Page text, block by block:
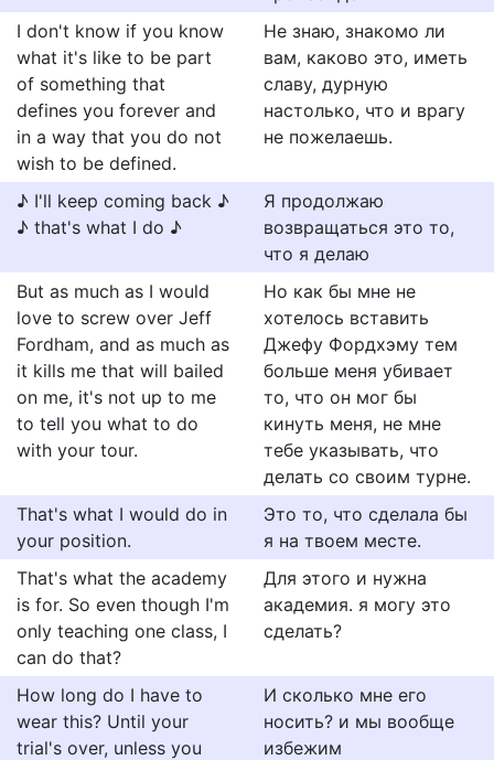
I don't know if you know
what it's like to be part
of something that
defines you forever and
in a way that you do not
wish to be defined.
Не знаю, знакомо ли
вам, каково это, иметь
славу, дурную
настолько, что и врагу
не пожелаешь.
♪ I'll keep coming back ♪
♪ that's what I do ♪
Я продолжаю
возвращаться это то,
что я делаю
But as much as I would
love to screw over Jeff
Fordham, and as much as
it kills me that will bailed
on me, it's not up to me
to tell you what to do
with your tour.
Но как бы мне не
хотелось вставить
Джефу Фордхэму тем
больше меня убивает
то, что он мог бы
кинуть меня, не мне
тебе указывать, что
делать со своим турне.
That's what I would do in
your position.
Это то, что сделала бы
я на твоем месте.
That's what the academy
is for. So even though I'm
only teaching one class, I
can do that?
Для этого и нужна
академия. я могу это
сделать?
How long do I have to
wear this? Until your
trial's over, unless you
И сколько мне его
носить? и мы вообще
избежим